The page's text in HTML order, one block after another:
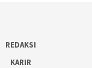
REDAKSI
KARIR